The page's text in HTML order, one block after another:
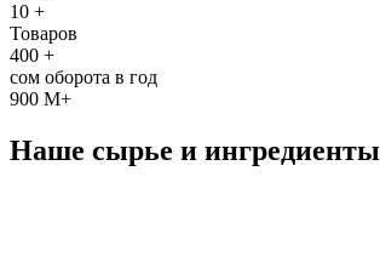
10 +
Товаров
400 +
сом оборота в год
900 M+
Наше сырье и ингредиенты